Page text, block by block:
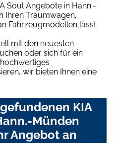
Soul Angebote in Hann.-
Ihren Traumwagen.
Fahrzeugmodellen lässt
mit den neuesten
oder sich für ein
wir bieten Ihnen eine
KIA
Münden
Angebot an